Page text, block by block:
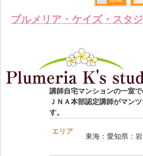
プルメリア・ケイズ・スタ
比較す
る
保
講師自宅マンションの一室
ＪＮＡ本部認定講師がマン
す。
エリア
東海：愛知県：